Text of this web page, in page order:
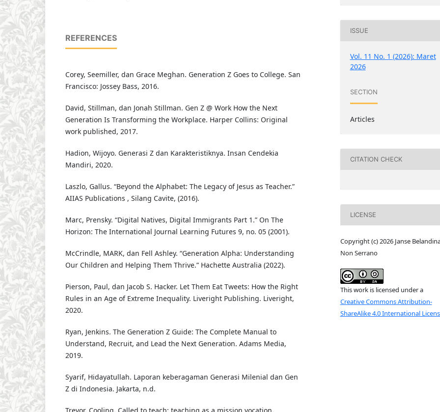
REFERENCES
Corey, Seemiller, dan Grace Meghan. Generation Z Goes to College. San
Francisco: Jossey Bass, 2016.
David, Stillman, dan Jonah Stillman. Gen Z @ Work How the Next
Generation Is Transforming the Workplace. Harper Collins: Original
work published, 2017.
Hadion, Wijoyo. Generasi Z dan Karakteristiknya. Insan Cendekia
Mandiri, 2020.
Laszlo, Gallus. “Beyond the Alphabet: The Legacy of Jesus as Teacher.”
AIIAS Publications , Silang Cavite, (2016).
Marc, Prensky. “Digital Natives, Digital Immigrants Part 1.” On The
Horizon: The International Journal Learning Futures 9, no. 05 (2001).
McCrindle, MARK, dan Fell Ashley. “Generation Alpha: Understanding
Our Children and Helping Them Thrive.” Hachette Australia (2022).
Pierson, Paul, dan Jacob S. Hacker. Let Them Eat Tweets: How the Right
Rules in an Age of Extreme Inequality. Liveright Publishing. Liveright,
2020.
Ryan, Jenkins. The Generation Z Guide: The Complete Manual to
Understand, Recruit, and Lead the Next Generation. Adams Media,
2019.
Syarif, Hidayatullah. Laporan keberagaman Generasi Milenial dan Gen
Z di Indonesia. Jakarta, n.d.
ISSUE
Vol. 11 No. 1 (2026): Maret
2026
SECTION
Articles
CITATION CHECK
LICENSE
Copyright (c) 2026 Janse
Non Serrano
This work is licensed under a
Creative Commons Attribution-
ShareAlike 4.0 International